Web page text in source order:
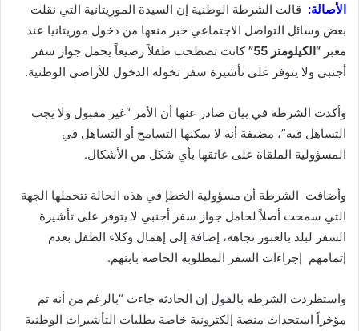
الأصالة: قالت الشرطة الوطنية إن السيدة الموريتانية التي نقلت
بعض وسائل التواصل الاجتماعي خبر منعها من دخول موريتانيا عند
معبر “الكيلومتر 55”
كانت تصطحب طفلاً رضيعاً يحمل جواز سفر
أجنبي ولا يتوفر على تأشيرة سفر تخوله الدخول للأراضي الوطنية.
وأكدت الشرطة في بيان صادر عنها أن الأمر “غير مقبول ولا يجب
التساهل فيه”، مضيفة أنه لا يمكنها التسامح أو التساهل في
المسؤولية الملقاة على عاتقها بأي شكل من الأشكال.
وأضافت الشرطة أن مسؤولية الخطإ في هذه الحالة تتحملها الجهة
التي سمحت أصلاً لحامل جواز سفر أجنبي لا يتوفر على تأشيرة
السفر لبلد بالعبور تجاهه، إضافة إلى إهمال وكلاء الطفل بعدم
إتمامهم إجراءات السفر المطلوبة الخاصة بابنهم.
واستطردت الشرطة بالقول إن الحادثة جاءت “بالرغم من أنه تم
مؤخراً استحداث منصة إلكترونية خاصة بطلبات التأشيرات الوطنية